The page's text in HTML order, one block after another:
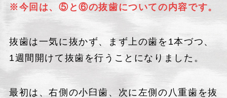
※今回は、⑤と⑥の抜歯についての内容です。
抜歯は一気に抜かず、まず上の歯を1本づつ、
1週間開けて抜歯を行うことになりました。
最初は、右側の小臼歯、次に左側の八重歯を抜